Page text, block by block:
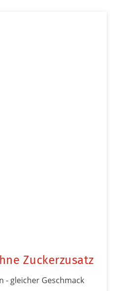
Zuckerzusatz
- gleicher Geschmack